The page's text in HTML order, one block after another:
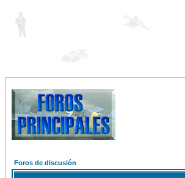
Foros de discusión